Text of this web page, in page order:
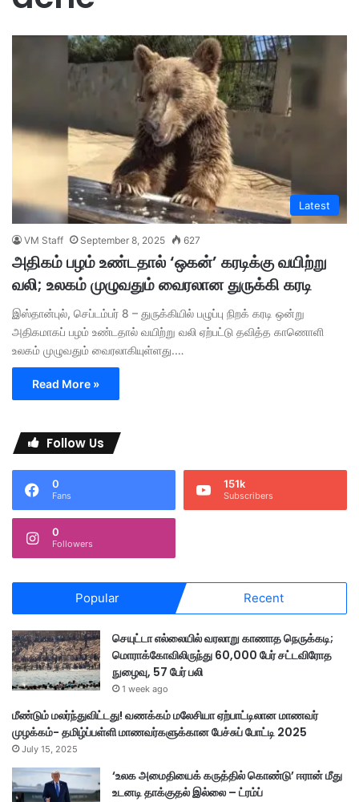
Latest
VM Staff September 8, 2025 627
அதிகம் பழம் உண்டதால் ‘ஒகன்’ கரடிக்கு வயிற்று
வலி; உலகம் முழுவதும் வைரலான துருக்கி கரடி
இஸ்தான்புல், செப்டம்பர் 8 – துருக்கியில் பழுப்பு நிறக் கரடி ஒன்று
அதிகமாகப் பழம் உண்டதால் வயிற்று வலி ஏற்பட்டு தவித்த காணொளி
உலகம் முழுவதும் வைரலாகியுள்ளது.…
Read More »
Follow Us
0
Fans
151k
Subscribers
0
Followers
Popular Recent
செயுட்டா எல்லையில் வரலாறு காணாத நெருக்கடி;
மொராக்கோவிலிருந்து 60,000 பேர் சட்டவிரோத
நுழைவு, 57 பேர் பலி
1 week ago
மீண்டும் மலர்ந்துவிட்டது! வணக்கம் மலேசியா ஏற்பாட்டிலான மாணவர்
முழக்கம்- தமிழ்ப்பள்ளி மாணவர்களுக்கான பேச்சுப் போட்டி 2025
July 15, 2025
‘உலக அமைதியைக் கருத்தில் கொண்டு’ ஈரான் மீது
உடனடி தாக்குதல் இல்லை – ட்ரம்ப்